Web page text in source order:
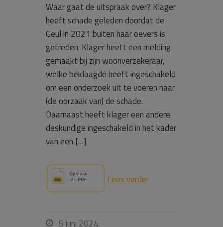
Waar gaat de uitspraak over? Klager
heeft schade geleden doordat de
Geul in 2021 buiten haar oevers is
getreden. Klager heeft een melding
gemaakt bij zijn woonverzekeraar,
welke beklaagde heeft ingeschakeld
om een onderzoek uit te voeren naar
(de oorzaak van) de schade.
Daarnaast heeft klager een andere
deskundige ingeschakeld in het kader
van een […]
Lees verder
 5 juni 2024